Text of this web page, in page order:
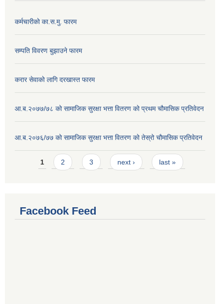
कर्मचारीको का.स.मु. फारम
सम्पति विवरण बुझाउने फारम
करार सेवाको लागि दरखास्त फारम
आ.ब.२०७७/७८ को सामाजिक सुरक्षा भत्ता वितरण को प्रथम चौमासिक प्रतिवेदन
आ.ब.२०७६/७७ को सामाजिक सुरक्षा भत्ता वितरण को तेस्रो चौमासिक प्रतिवेदन
Pages
1 2 3 next › last »
Facebook Feed